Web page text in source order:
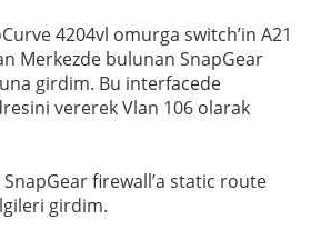
4204vl omurga switch’in A21
Merkezde bulunan SnapGear
girdim. Bu interfacede
vererek Vlan 106 olarak
firewall’a static route
girdim.